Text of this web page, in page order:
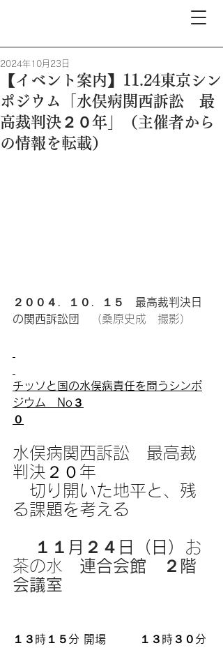
【イベント案内】11.24東京シン
ポジウム「水俣病関西訴訟 最
高裁判決２０年」（主催者から
の情報を転載）
2024年10月23日
２００４．１０．１５　最高裁判決日
の関西訴訟団
（桑原史成　撮影）
チッソと国の水俣病責任を問うシンポ
ジウム　No３
０
水俣病関西訴訟　最高裁
判決２０年
切り開いた地平と、残
る課題を考える
１１月２４日（日） お
茶の水 連合会館　２階
会議室
１３時１５分 開場　　　１３時３０分